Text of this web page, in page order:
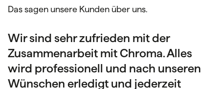
Das sagen unsere Kunden über uns.
Wir sind sehr zufrieden mit der
Zusammenarbeit mit Chroma. Alles
wird professionell und nach unseren
Wünschen erledigt und jederzeit
Sehr netter Kontakt und eine gute
fachliche Beratung. Jeder Auftrag wird
individuell und professionell
umgesetzt. Die Qualität der Produkte
Wir als Unternehmen schätzen die
Zusammenarbeit mit der Druckerei
Chroma sehr. Die Aufträge werden
schnell bearbeitet, die Materialien